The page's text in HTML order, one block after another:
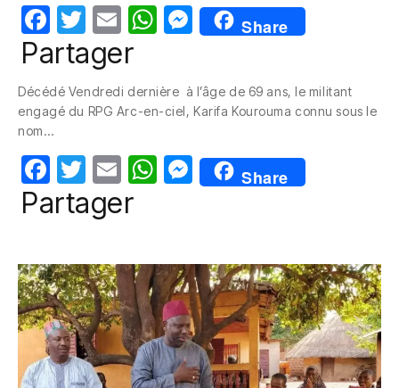
F
a
e
b
o
o
k
T
w
itt
er
E
m
W
s
p
p
M
e
ss
e
g
er
Share
Partager
Décédé Vendredi dernière à l’âge de 69 ans, le militant
engagé du RPG Arc-en-ciel, Karifa Kourouma connu sous le
nom…
F
a
e
b
o
o
k
T
w
itt
er
E
m
W
s
A
p
p
M
e
e
n
g
er
Share
Partager